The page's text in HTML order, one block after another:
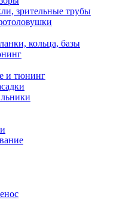
зрительные трубы
кольца, базы
и тюнинг